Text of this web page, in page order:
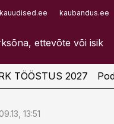
kaubandus.ee
Infopank
TÖÖSTUS 2027
13:51